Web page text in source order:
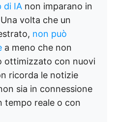
di IA non imparano in
volta che un
non può
a meno che non
ottimizzato con nuovi
ricorda le notizie
sia in connessione
tempo reale o con